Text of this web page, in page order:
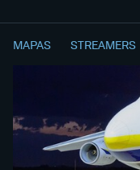
MAPAS STREAMERS